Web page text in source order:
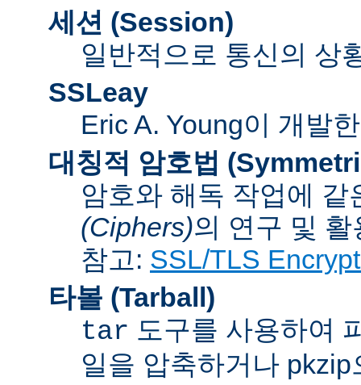
세션 (Session)
일반적으로 통신의 상
SSLeay
Eric A. Young이 개발
대칭적 암호법
암호와 해독 작업에
(Ciphers)의 연구 및 활
참고: SSL/TLS
타볼 (Tarball)
tar 도구를 사용하여
일을 압축하거나